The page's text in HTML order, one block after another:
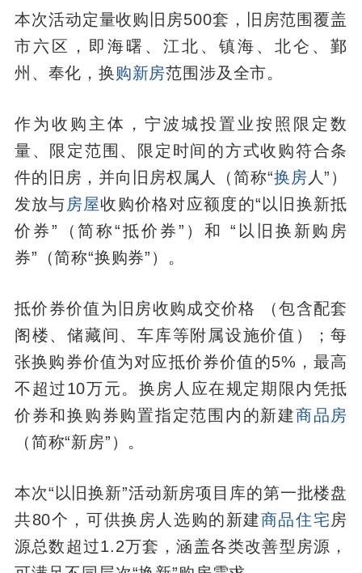
本次活动定量收购旧房500套，旧房范围覆盖
市六区，即海曙、江北、镇海、北仑、鄞
州、奉化，换购新房范围涉及全市。
作为收购主体，宁波城投置业按照限定数
量、限定范围、限定时间的方式收购符合条
件的旧房，并向旧房权属人（简称“换房 人”）
发放与 房屋收购价格对应额度的“以旧换新抵
价券”（简称“抵价券”）和 “以旧换新购房
券”（简称“换购券”）。
抵价券价值为旧房收购成交价格 （包含配套
阁楼、储藏间、车库等附属设施价值）；每
张换购券价值为对应抵价券价值的5%，最高
不超过10万元。换房人应在规定期限内凭抵
价券和换购券购置指定范围内的新建商品房
（简称“新房”）。
本次“以旧换新”活动新房项目库的第一批楼盘
共80个，可供换房人选购的新建商品住宅 房
源总数超过1.2万套，涵盖各类改善型房源，